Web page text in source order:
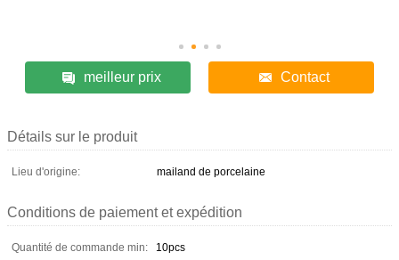
meilleur prix Contact
Détails sur le produit
Lieu d'origine: mailand de porcelaine
Conditions de paiement et expédition
Quantité de commande min:
10pcs